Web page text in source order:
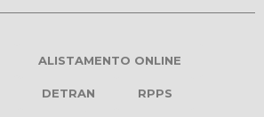
ALISTAMENTO ONLINE
DETRAN RPPS